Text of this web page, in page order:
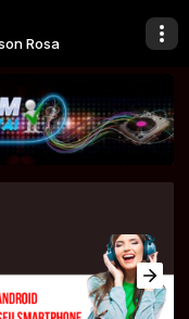
Rosa
Benz
Dj